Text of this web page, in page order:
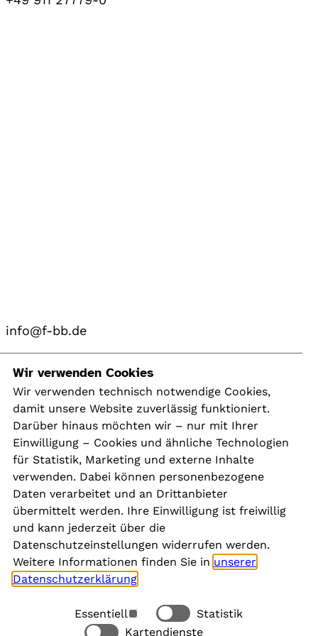
info@f-bb.de
Navigation
Kontakt
Presse
Aktuelles
Karriere
Newsletter
Social Media
Rechtliches
Wir verwenden Cookies
Wir verwenden technisch notwendige Cookies,
damit unsere Website zuverlässig funktioniert.
Darüber hinaus möchten wir – nur mit Ihrer
Einwilligung – Cookies und ähnliche Technologien
für Statistik, Marketing und externe Inhalte
verwenden. Dabei können personenbezogene
Daten verarbeitet und an Drittanbieter
übermittelt werden. Ihre Einwilligung ist freiwillig
und kann jederzeit über die
Datenschutzeinstellungen widerrufen werden.
Weitere Informationen finden Sie in unserer
Datenschutzerklärung
Essentiell
Statistik
Kartendienste